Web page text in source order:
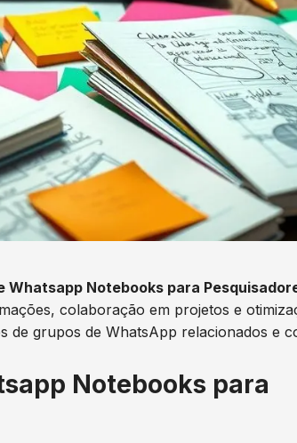
Whatsapp Notebooks para
colaboração em projetos e
de grupos de WhatsApp relacionados e
Notebooks para